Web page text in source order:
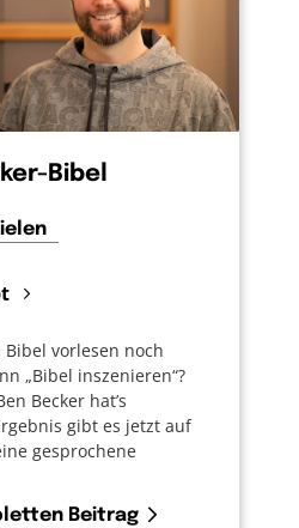
Bibel
vorlesen noch
„Bibel inszenieren“?
Becker hat’s
gibt es jetzt auf
gesprochene
Beitrag